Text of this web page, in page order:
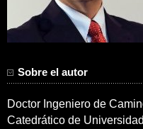
Sobre el autor
Doctor Ingeniero de
Catedrático de